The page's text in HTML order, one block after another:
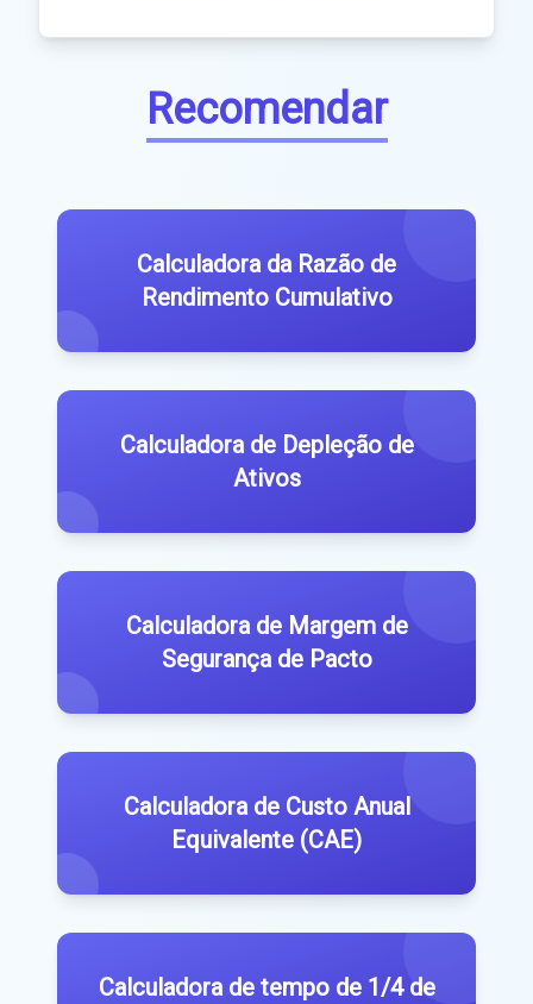
Recomendar
Calculadora da Razão de
Rendimento Cumulativo
Calculadora de Depleção de
Ativos
Calculadora de Margem de
Segurança de Pacto
Calculadora de Custo Anual
Equivalente (CAE)
Calculadora de tempo de 1/4 de